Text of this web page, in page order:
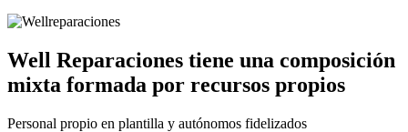
Well Reparaciones tiene una composición
mixta formada por recursos propios
Personal propio en plantilla y autónomos fidelizados